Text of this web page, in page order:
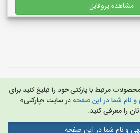
مشاهده پروفایل
مرتبط با پارکتی خود را تبلیغ کنید برای
نام شما در این صفحهدر سایت «پارکتی»
را معرفی کنید.
و نام شما در این صفحه